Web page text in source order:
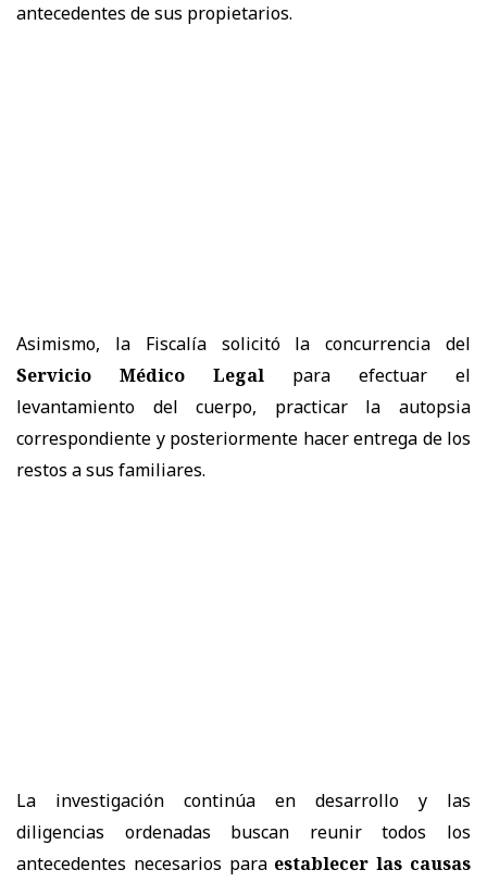
antecedentes de sus propietarios.
Asimismo, la Fiscalía solicitó la concurrencia del
Servicio Médico Legal para efectuar el
levantamiento del cuerpo, practicar la autopsia
correspondiente y posteriormente hacer entrega de los
restos a sus familiares.
La investigación continúa en desarrollo y las
diligencias ordenadas buscan reunir todos los
antecedentes necesarios para establecer las causas